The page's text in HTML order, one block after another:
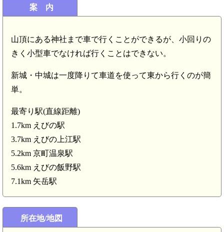
案 内
山頂にある神社まで車で行くことができるが、小回りの
きく小型車でなければ行くことはできない。
新城・中城は一度降りて車道を使って東から行くのが簡
単。
最寄り駅(直線距離)
1.7km えびの駅
3.7km えびの上江駅
5.2km 京町温泉駅
5.6km えびの飯野駅
7.1km 矢岳駅
所在地/地図